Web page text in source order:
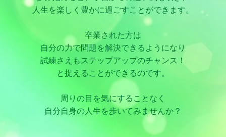
人生を楽しく豊かに過ごすことができます。
卒業された方は
自分の力で問題を解決できるようになり
試練さえもステップアップのチャンス！
と捉えることができるのです。
周りの目を気にすることなく
自分自身の人生を歩いてみませんか？